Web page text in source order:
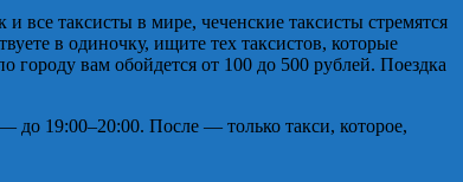
все таксисты в мире, чеченские таксисты стремятся
в одиночку, ищите тех таксистов, которые
вам обойдется от 100 до 500 рублей. Поездка
до 19:00–20:00. После — только такси, которое,